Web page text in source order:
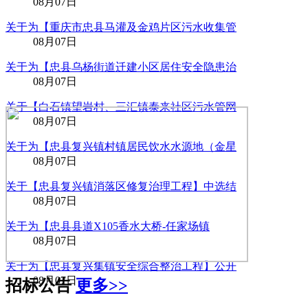
关于为【重庆市忠县马灌及金鸡片区污水收集管
08月07日
关于为【忠县乌杨街道迁建小区居住安全隐患治
08月07日
关于【白石镇望岩村、三汇镇泰来社区污水管网
08月07日
关于为【忠县复兴镇村镇居民饮水水源地（金星
08月07日
关于【忠县复兴镇消落区修复治理工程】中选结
08月07日
关于为【忠县县道X105香水大桥-任家场镇
08月07日
关于为【忠县复兴集镇安全综合整治工程】公开
08月07日
招标公告 更多>>